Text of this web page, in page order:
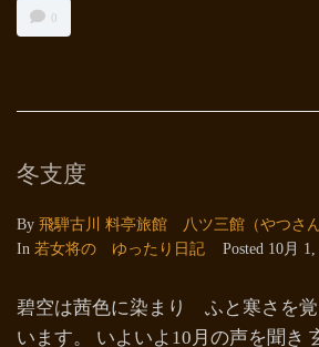
0
冬支度
By 飛騨古川 料亭旅館 八ツ三館（やつさん
In 若女将の ゆったり日記 Posted 10月 1,
碧空は茜色に染まり ふと寒さを
います。 いよいよ10月の声を聞き